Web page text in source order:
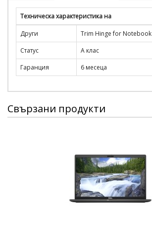
Техническа характеристика на
Други
Trim Hinge for Notebook
Статус
A клас
Гаранция
6 месеца
Свързани продукти